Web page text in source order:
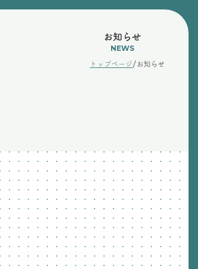
お知らせ
NEWS
トップページ/ お知らせ